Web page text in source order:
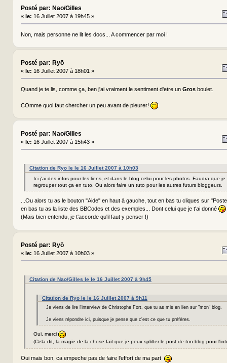
Posté par: Nao/Gilles
« le: 16 Juillet 2007 à 19h45 »
Non, mais personne ne lit les docs... A commencer par moi !
Posté par: Ryō
« le: 16 Juillet 2007 à 18h01 »
Quand je te lis, comme ça, ben j'ai vraiment le sentiment d'etre un Grosboulet.
COmme quoi faut chercher un peu avant de pleurer!
Posté par: Nao/Gilles
« le: 16 Juillet 2007 à 15h43 »
Citation de Ryo le le 16 Juillet 2007 à 10h03
Ici j'ai des infos pour les liens, et dans le blog celui pour les photos. Faudra que
regrouper tout ça en tuto. Ou alors faire un tuto pour les autres futurs bloggeurs.
...Ou alors tu as le bouton "Aide" en haut à gauche, tout en bas tu cliques sur
en bas tu as la liste des BBCodes et des exemples... Dont celui que je t'ai donné
(Mais bien entendu, je t'accorde qu'il faut y penser !)
Posté par: Ryō
« le: 16 Juillet 2007 à 10h03 »
Citation de Nao/Gilles le le 16 Juillet 2007 à 9h45
Citation de Ryo le le 16 Juillet 2007 à 9h11
Je viens de lire l'interview de Christophe Fort, que tu as mis en lien sur "mon" blog.
Je viens répondre ici, puisque je pense que c'est ce que tu préfères.
Oui, merci
(Cela dit, la magie de la chose fait que je peux splitter le post de ton blog pour
Oui mais bon, ca empeche pas de faire l'effort de ma part